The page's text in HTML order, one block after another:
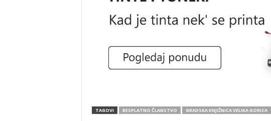
TAGOVI BESPLATNO ČLANSTVO GRADSKA KNJIŽNICA VELIKA GORICA